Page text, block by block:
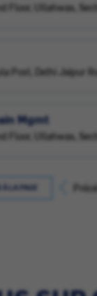
Floor, Ullahwas,
Post, Delhi Jaipur
Mgmt
Floor, Ullahwas,
À LA PAGE